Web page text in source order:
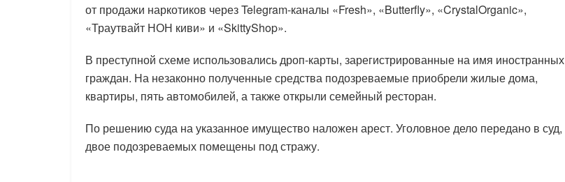
от продажи наркотиков через Telegram-каналы «Fresh», «Butterfly», «CrystalOrganic»,
«Траутвайт НОН киви» и «SkittyShop».
В преступной схеме использовались дроп-карты, зарегистрированные на имя иностранных
граждан. На незаконно полученные средства подозреваемые приобрели жилые дома,
квартиры, пять автомобилей, а также открыли семейный ресторан.
По решению суда на указанное имущество наложен арест. Уголовное дело передано в суд,
двое подозреваемых помещены под стражу.